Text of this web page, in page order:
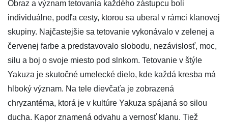
Obraz a význam tetovania každého zástupcu boli
individuálne, podľa cesty, ktorou sa uberal v rámci klanovej
skupiny. Najčastejšie sa tetovanie vykonávalo v zelenej a
červenej farbe a predstavovalo slobodu, nezávislosť, moc,
silu a boj o svoje miesto pod slnkom. Tetovanie v štýle
Yakuza je skutočné umelecké dielo, kde každá kresba má
hlboký význam. Na tele dievčaťa je zobrazená
chryzantéma, ktorá je v kultúre Yakuza spájaná so silou
ducha. Kapor znamená odvahu a vernosť klanu. Tiež